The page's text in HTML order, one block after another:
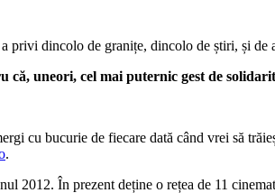
privi dincolo de granițe, dincolo de știri, și
uneori, cel mai puternic gest de
cu bucurie de fiecare dată când vrei să
.
În prezent deține o rețea de 11